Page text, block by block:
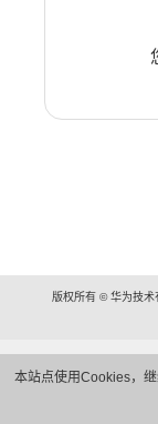
本站点使用Cookies，
版权所有 © 华为技